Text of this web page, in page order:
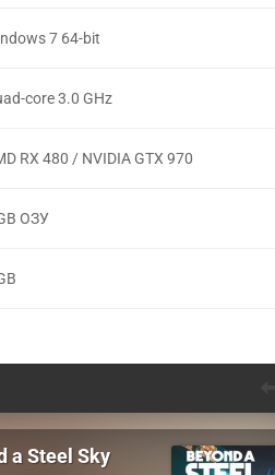
7 64-bit
core 3.0 GHz
RX 480 / NVIDIA GTX 970
ОЗУ
a Steel Sky